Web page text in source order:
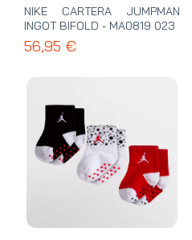
NIKE CARTERA JUMPMAN
INGOT BIFOLD - MA0819 023
56,95 €